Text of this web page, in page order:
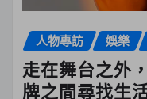
人物專訪 娛樂
走在舞台之外
牌之間尋找生